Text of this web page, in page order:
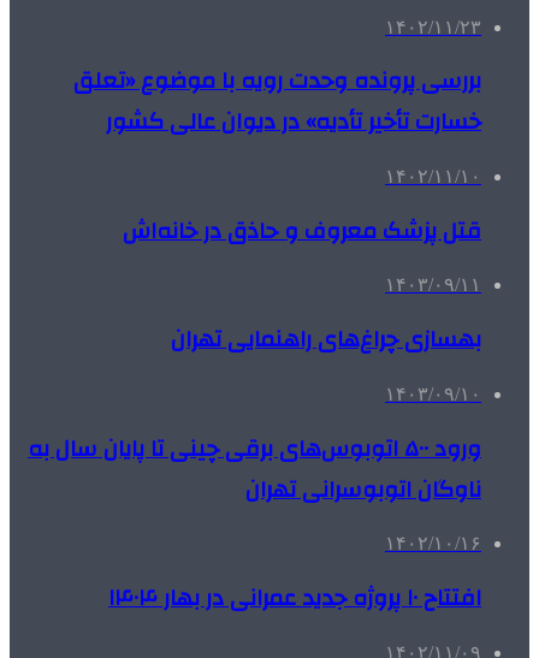
۱۴۰۲/۱۱/۲۳
بررسی پرونده وحدت رویه با موضوع «تعلق
خسارت تأخیر تأدیه» در دیوان عالی کشور
۱۴۰۲/۱۱/۱۰
قتل پزشک معروف و حاذق در خانه‌اش
۱۴۰۳/۰۹/۱۱
بهسازی چراغ‌های راهنمایی تهران
۱۴۰۳/۰۹/۱۰
ورود ۵۰۰ اتوبوس‌های برقی چینی تا پایان سال به
ناوگان اتوبوسرانی تهران
۱۴۰۲/۱۰/۱۶
افتتاح ۱۰ پروژه جدید عمرانی در بهار ۱۴۰۴
۱۴۰۲/۱۱/۰۹